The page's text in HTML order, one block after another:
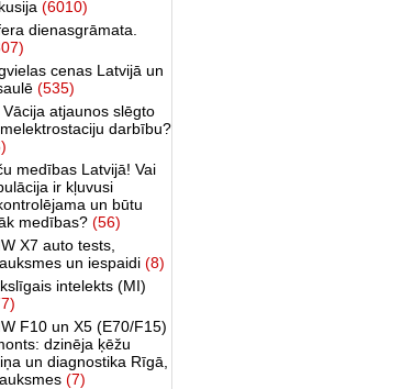
(6010)
dienasgrāmata.
cenas Latvijā un
(535)
Vācija atjaunos slēgto
darbību?
medības Latvijā! Vai
ir kļuvusi
un būtu
medības? (56)
X7 auto tests,
un iespaidi (8)
intelekts (MI)
F10 un X5 (E70/F15)
dzinēja ķēžu
un diagnostika Rīgā,
(7)